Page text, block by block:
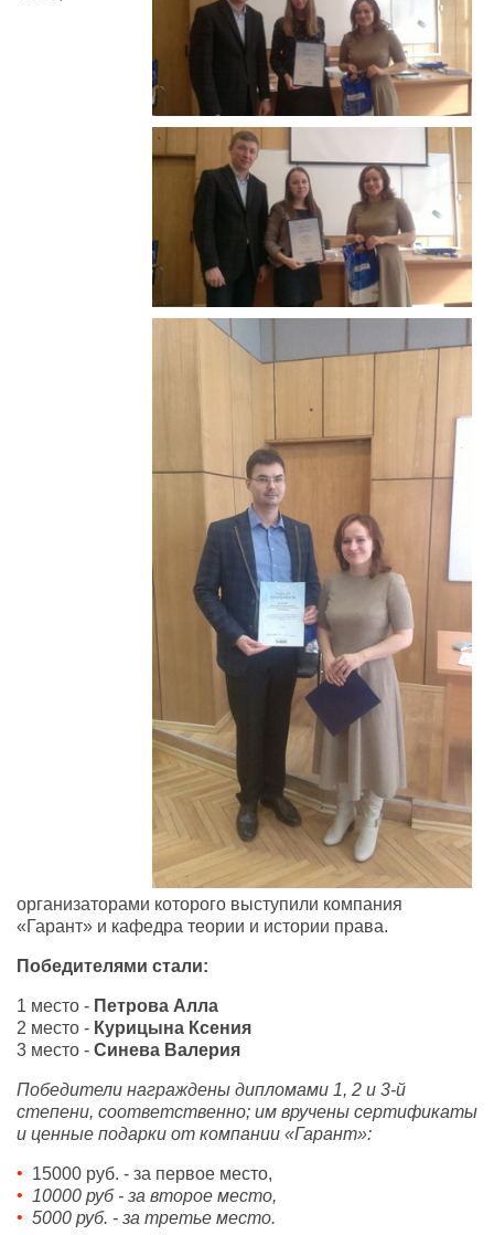
организаторами которого выступили компания
«Гарант» и кафедра теории и истории права.
Победителями стали:
1 место - Петрова Алла
2 место - Курицына Ксения
3 место - Синева Валерия
Победители награждены дипломами 1, 2 и 3-й
степени, соответственно; им вручены сертификаты
и ценные подарки от компании «Гарант»:
15000 руб. - за первое место,
10000 руб - за второе место,
5000 руб. - за третье место.